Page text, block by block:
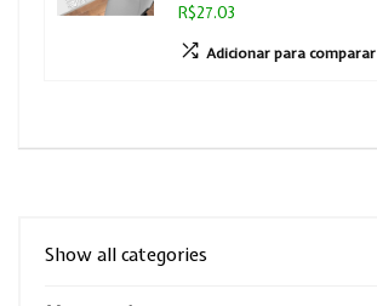
R$27.03
Adicionar para comparar
Show all categories